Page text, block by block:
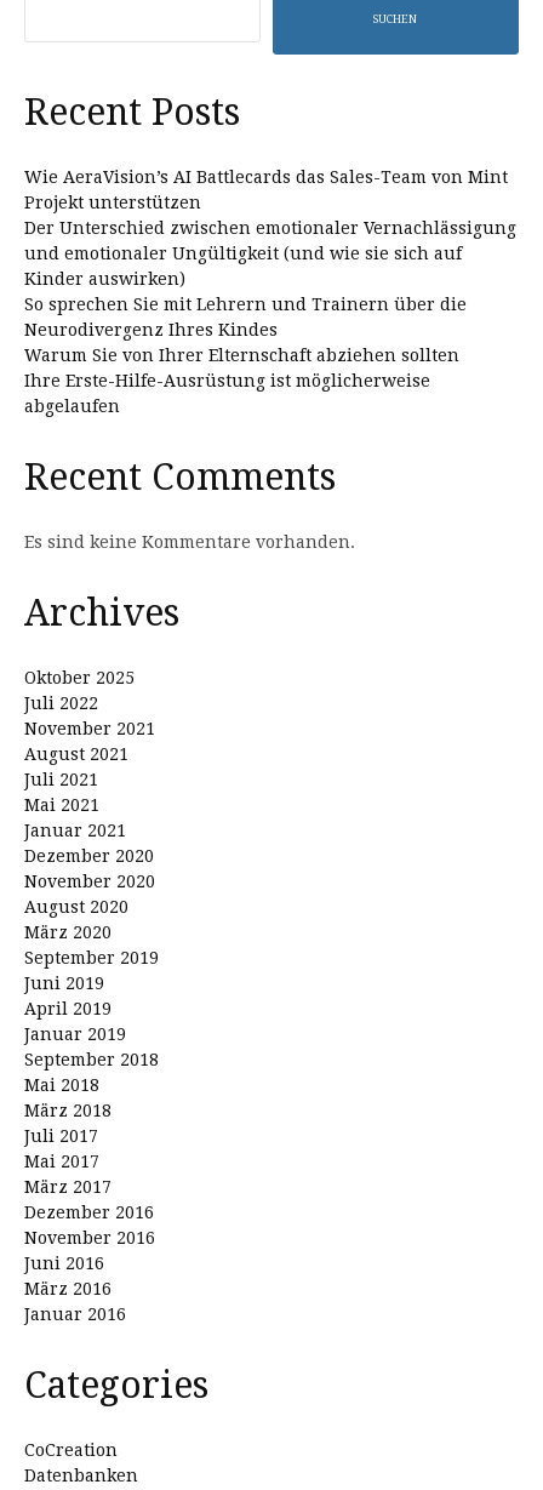
SUCHEN
Recent Posts
Wie AeraVision’s AI Battlecards das Sales-Team von Mint
Projekt unterstützen
Der Unterschied zwischen emotionaler Vernachlässigung
und emotionaler Ungültigkeit (und wie sie sich auf
Kinder auswirken)
So sprechen Sie mit Lehrern und Trainern über die
Neurodivergenz Ihres Kindes
Warum Sie von Ihrer Elternschaft abziehen sollten
Ihre Erste-Hilfe-Ausrüstung ist möglicherweise
abgelaufen
Recent Comments
Es sind keine Kommentare vorhanden.
Archives
Oktober 2025
Juli 2022
November 2021
August 2021
Juli 2021
Mai 2021
Januar 2021
Dezember 2020
November 2020
August 2020
März 2020
September 2019
Juni 2019
April 2019
Januar 2019
September 2018
Mai 2018
März 2018
Juli 2017
Mai 2017
März 2017
Dezember 2016
November 2016
Juni 2016
März 2016
Januar 2016
Categories
CoCreation
Datenbanken